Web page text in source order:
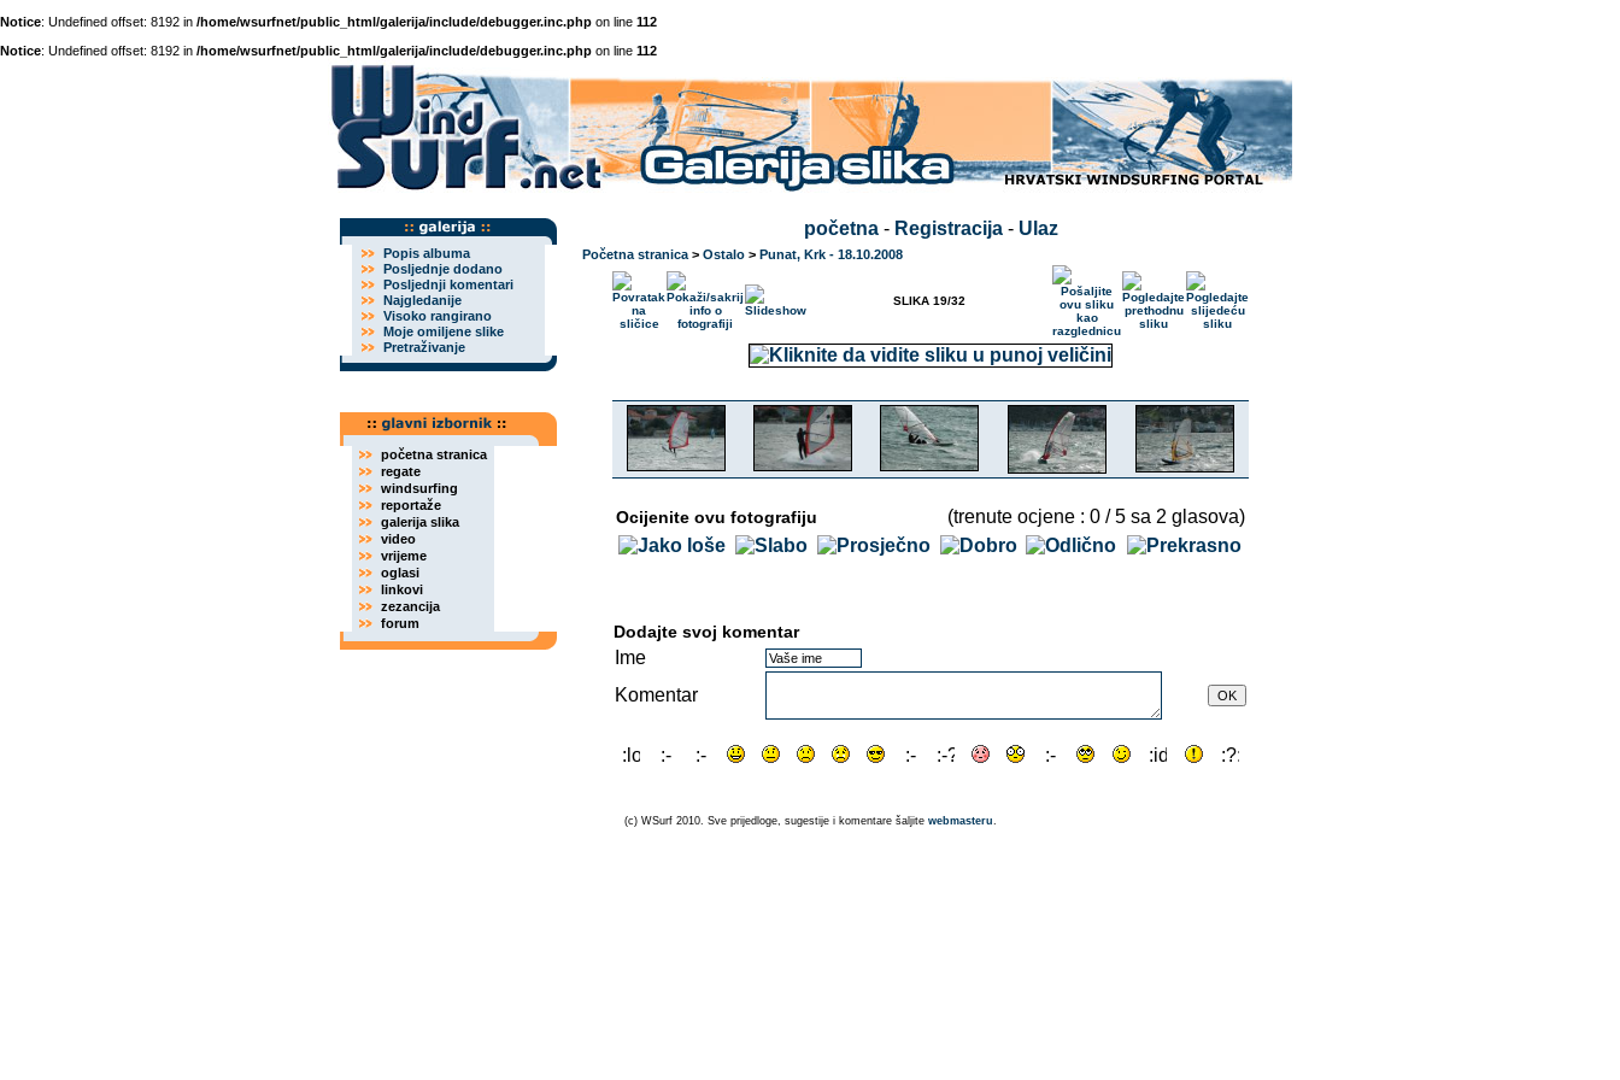
Notice: Undefined offset: 8192 in /home/wsurfnet/public_html/galerija/include/debugger.inc.php on line 112
Notice: Undefined offset: 8192 in /home/wsurfnet/public_html/galerija/include/debugger.inc.php on line 112
Popis albuma
Posljednje dodano
Posljednji komentari
Najgledanije
Visoko rangirano
Moje omiljene slike
Pretraživanje
početna stranica
regate
windsurfing
reportaže
galerija slika
video
vrijeme
oglasi
linkovi
zezancija
forum
početna- Registracija- Ulaz
Početna stranica > Ostalo > Punat, Krk - 18.10.2008
SLIKA 19/32
Ocijenite ovu fotografiju (trenute ocjene : 0 / 5 sa 2 glasova)
Dodajte svoj komentar
Ime
Komentar
(c) WSurf 2010. Sve prijedloge, sugestije i komentare šaljite webmasteru